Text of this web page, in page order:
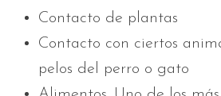
Contacto de plantas
Contacto con ciertos
pelos del perro o gato